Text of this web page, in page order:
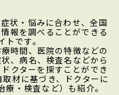
状・悩みに合わせ、全国
報を調べることができる
です。
時間、医院の特徴などの
、病名、検査名などから
クターを探すことができ
材に基づき、ドクターに
・検査など）も紹介。